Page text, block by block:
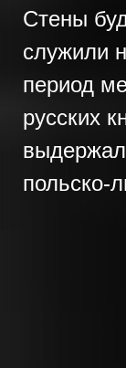
Стены
служили
период
русских
польско-